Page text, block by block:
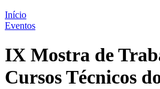
Início
Eventos
IX Mostra de
Cursos Técnicos